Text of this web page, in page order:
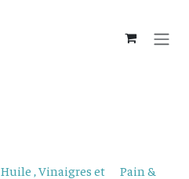
Huile , Vinaigres et
Pain &